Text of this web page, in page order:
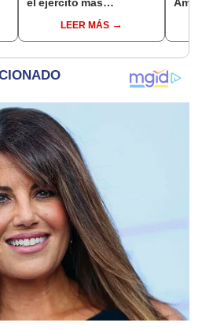
2024, según Global
FirePower
LEER MÁS